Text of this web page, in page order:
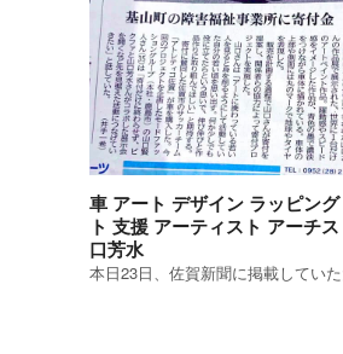
車 アート デザイン ラッピン
ト 支援 アーティスト アーチ
口芳水
本日23日、佐賀新聞に掲載してい